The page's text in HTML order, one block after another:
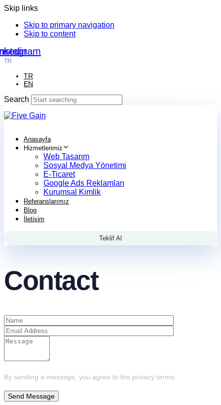
Skip links
Skip to primary navigation
Skip to content
TR
TR
EN
Search
Anasayfa
Hizmetlerimiz
Web Tasarım
Sosyal Medya Yönetimi
E-Ticaret
Google Ads Reklamları
Kurumsal Kimlik
Referanslarımız
Blog
İletişim
Teklif Al
Contact
By sending a message, you agree to the privacy terms.